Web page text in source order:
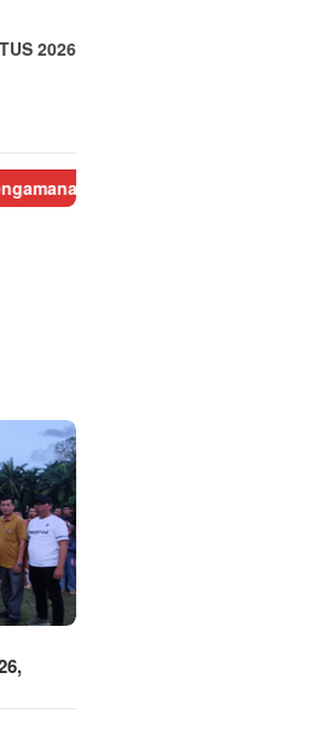
2026
Pasar Nauli